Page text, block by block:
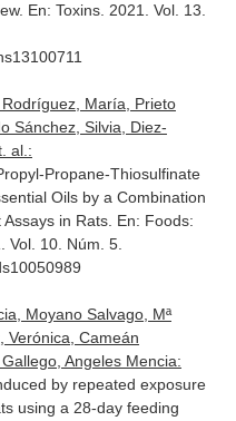
En: Toxins. 2021. Vol. 13.
María, Prieto
Sánchez, Silvia, Diez-
al.:
Propane-Thiosulfinate
Oils by a Combination
in Rats. En: Foods:
Vol. 10. Núm. 5.
Moyano Salvago, Mª
Verónica, Cameán
Angeles Mencia:
by repeated exposure
using a 28-day feeding